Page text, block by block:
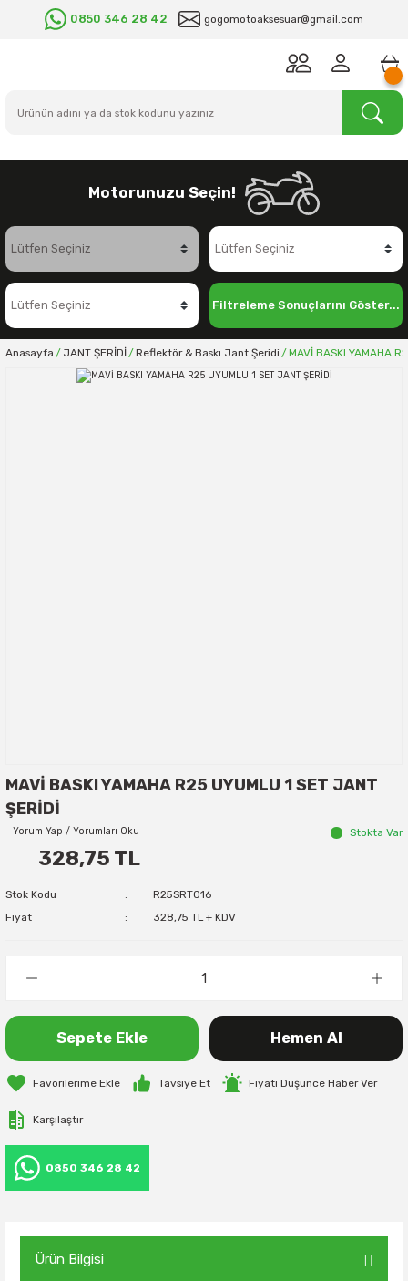
0850 346 28 42 gogomotoaksesuar@gmail.com
Motorunuzu Seçin!
Filtreleme Sonuçlarını Göster...
Anasayfa JANT ŞERİDİ Reflektör & Baskı Jant Şeridi MAVİ BASKI YAMAHA
MAVİ BASKI YAMAHA R25 UYUMLU 1 SET JANT
ŞERİDİ
Yorum Yap / Yorumları Oku Stokta Var
328,75 TL
Stok Kodu
R25SRT016
Fiyat
328,75 TL + KDV
Sepete Ekle Hemen Al
Tavsiye Et Fiyatı Düşünce Haber Ver
Karşılaştır
0850 346 28 42
Ürün Bilgisi